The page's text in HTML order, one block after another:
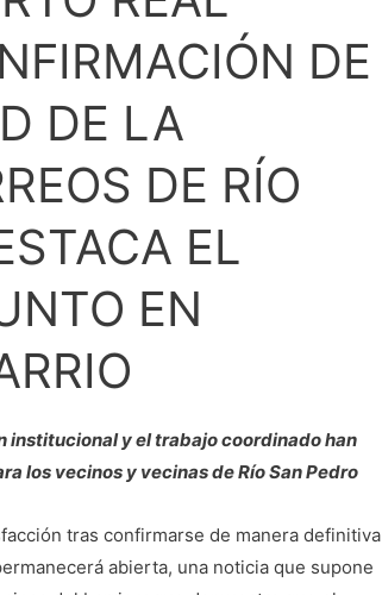
DE
DE LA
DE RÍO
EL
EN
institucional y el trabajo coordinado han
los vecinos y vecinas de Río San Pedro
tras confirmarse de manera definitiva
abierta, una noticia que supone